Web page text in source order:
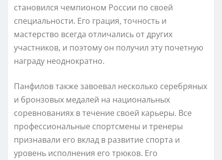
становился чемпионом России по своей
специальности. Его грация, точность и
мастерство всегда отличались от других
участников, и поэтому он получил эту почетную
награду неоднократно.
Панфилов также завоевал несколько серебряных
и бронзовых медалей на национальных
соревнованиях в течение своей карьеры. Все
профессиональные спортсмены и тренеры
признавали его вклад в развитие спорта и
уровень исполнения его трюков. Его